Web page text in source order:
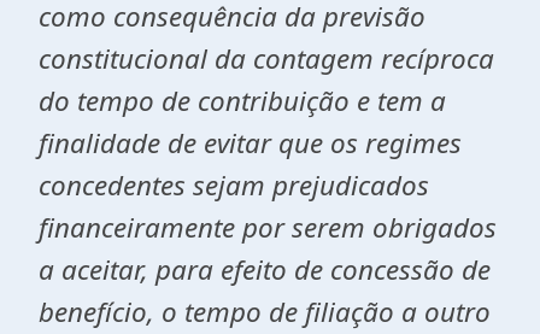
como consequência da previsão
constitucional da contagem recíproca
do tempo de contribuição e tem a
finalidade de evitar que os regimes
concedentes sejam prejudicados
financeiramente por serem obrigados
a aceitar, para efeito de concessão de
benefício, o tempo de filiação a outro